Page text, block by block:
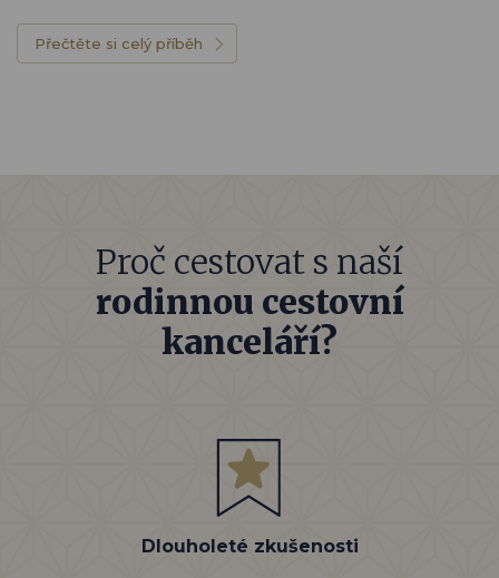
Přečtěte si celý příběh
Proč cestovat s naší
rodinnou cestovní
kanceláří?
Dlouholeté zkušenosti